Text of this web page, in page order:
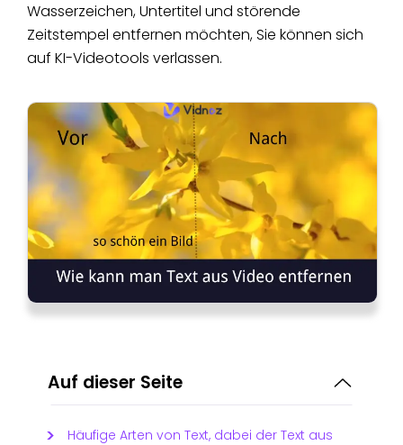
Wasserzeichen, Untertitel und störende
Zeitstempel entfernen möchten, Sie können sich
auf KI-Videotools verlassen.
Auf dieser Seite
Häufige Arten von Text, dabei der Text aus